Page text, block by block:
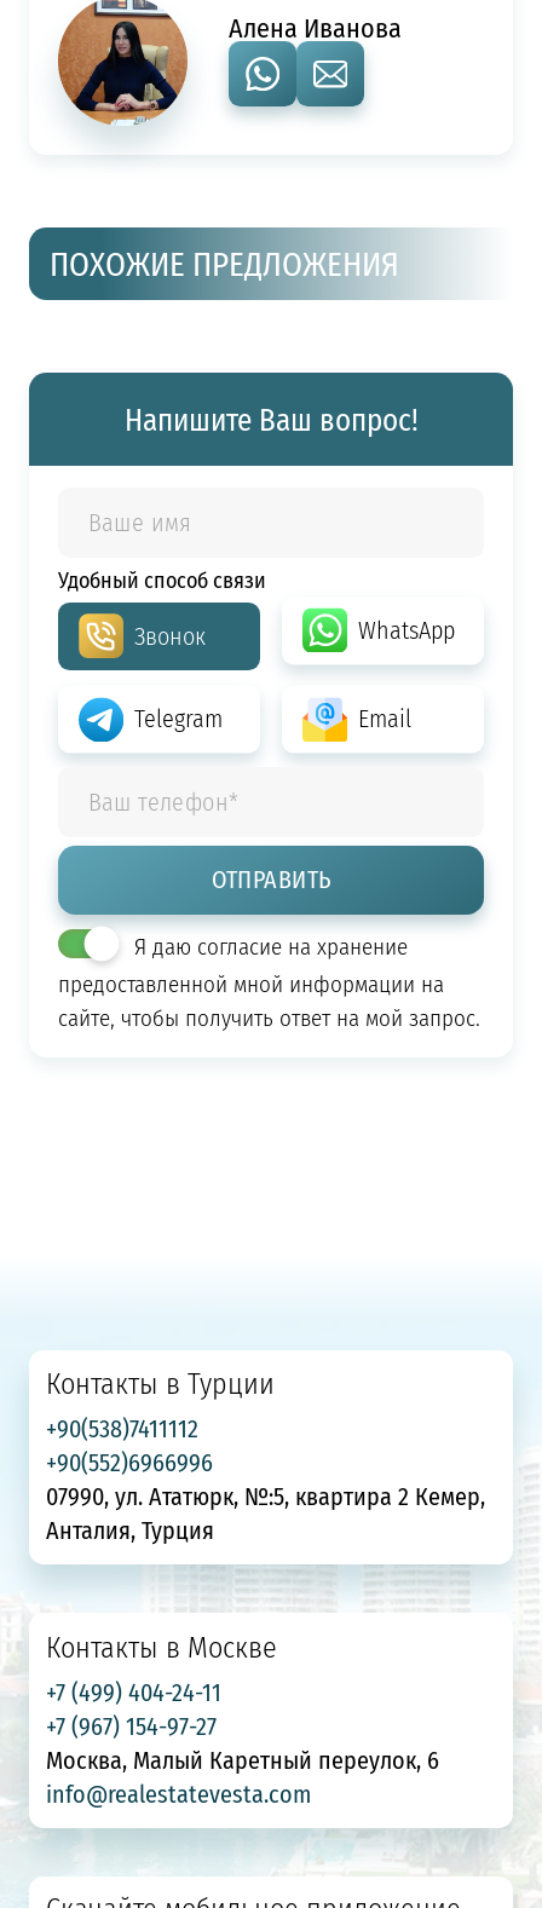
Алена Иванова
ПОХОЖИЕ ПРЕДЛОЖЕНИЯ
Напишите Ваш вопрос!
Удобный способ связи
Звонок WhatsApp
Telegram Email
Я даю согласие на хранение
предоставленной мной информации на
сайте, чтобы получить ответ на мой запрос.
Контакты в Турции
+90(538)7411112
+90(552)6966996
07990, ул. Ататюрк, №:5, квартира 2 Кемер,
Анталия, Турция
Контакты в Москве
+7 (499) 404-24-11
+7 (967) 154-97-27
Москва, Малый Каретный переулок, 6
info@realestatevesta.com